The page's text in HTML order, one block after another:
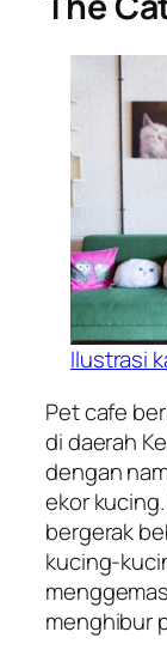
Ilustrasi
Pet cafe
di daerah
dengan
ekor
bergerak
kucing-
menghibur